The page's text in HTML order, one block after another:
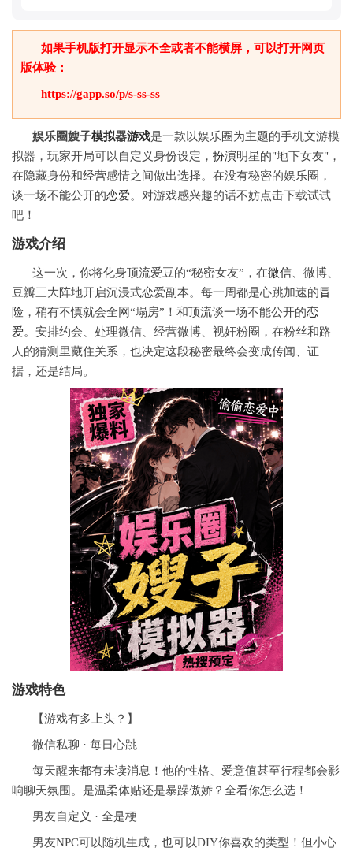
如果手机版打开显示不全或者不能横屏，可以打开网页
版体验：
https://gapp.so/p/s-ss-ss
娱乐圈嫂子模拟器游戏是一款以娱乐圈为主题的手机文游模
拟器，玩家开局可以自定义身份设定， 扮演明星的"地下女友"，
在隐藏身份和经营感情之间做出选择。在没有秘密的娱乐圈，
谈一场不能公开的恋爱。对游戏感兴趣的话不妨点击下载试试
吧！
游戏介绍
这一次，你将化身顶流爱豆的“秘密女友”，在微信 、微博、
豆瓣三大阵地开启沉浸式恋爱副本。每一周都是心跳加速的冒
险 ，稍有不慎就会全网“塌房”！和顶流谈一场不能公开的恋
爱。安排约会、处理微信、经营微博、视奸粉圈，在粉丝和路
人的猜测里藏住关系，也决定这段秘密最终会变成传闻、证
据，还是结局。
游戏特色
【游戏有多上头？】
微信私聊 · 每日心跳
每天醒来都有未读消息！他的性格、爱意值甚至行程都会影
响聊天氛围。是温柔体贴还是暴躁傲娇？全看你怎么选！
男友自定义 · 全是梗
男友NPC可以随机生成，也可以DIY你喜欢的类型！但小心